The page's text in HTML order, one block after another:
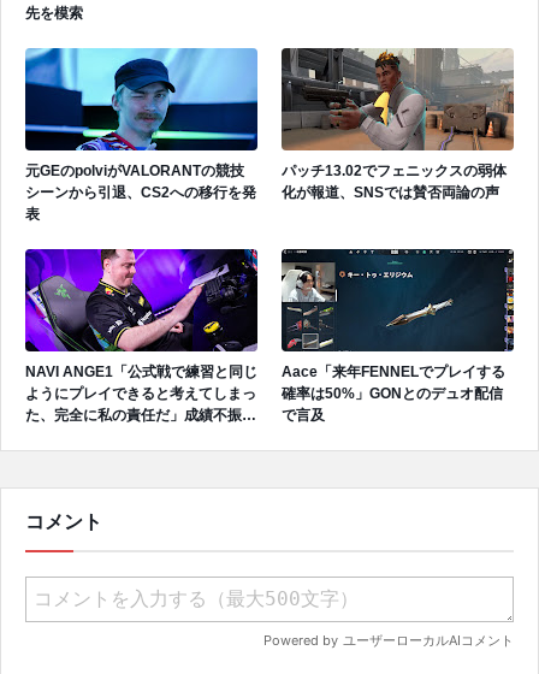
先を模索
元GEのpolviがVALORANTの競技
シーンから引退、CS2への移行を発
表
パッチ13.02でフェニックスの弱体
化が報道、SNSでは賛否両論の声
NAVI ANGE1「公式戦で練習と同じ
ようにプレイできると考えてしまっ
た、完全に私の責任だ」成績不振を
Aace「来年FENNELでプレイする
確率は50%」GONとのデュオ配信
で言及
コメント